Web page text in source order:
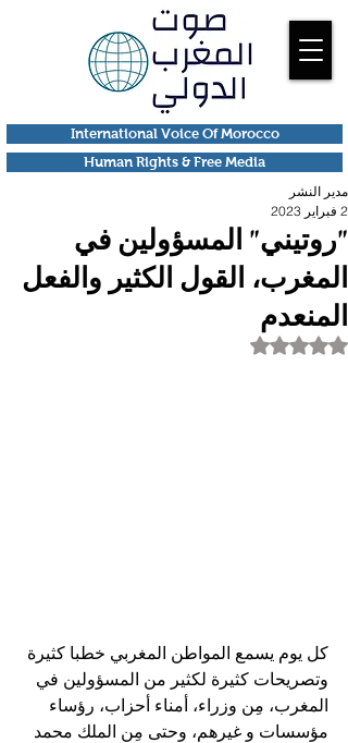
Human Rights & Free Media
International Voice Of Morocco
"روتيني" المسؤولين في
المغرب، القول الكثير والفعل
المنعدم
مدير النشر
2 فبراير 2023
تم التقييم بـ ليس رقمًا من أصل 5 نجوم.
كل يوم يسمع المواطن المغربي خطبا كثيرة
وتصريحات كثيرة لكثير من المسؤولين في
المغرب، مِن وزراء، أمناء أحزاب، رؤساء
مؤسسات و غيرهم، وحتى مِن الملك محمد